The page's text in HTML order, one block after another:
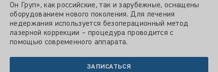
Он Груп», как российские, так и зарубежные, оснащены
оборудованием нового поколения. Для лечения
недержания используется безоперационный метод
лазерной коррекции – процедура проводится с
помощью современного аппарата.
ЗАПИСАТЬСЯ